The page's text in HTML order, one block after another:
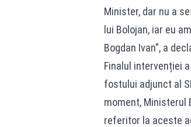
Minister, dar nu a
lui Bolojan, iar eu
Bogdan Ivan”, a
Finalul intervenției
fostului adjunct al
moment, Ministerul
referitor la aceste